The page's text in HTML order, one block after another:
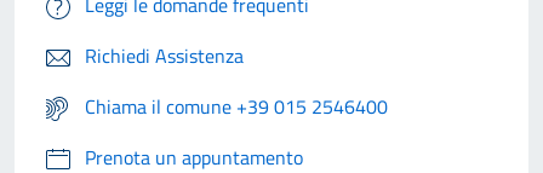
Richiedi Assistenza
Chiama il comune +39 015 2546400
Prenota un appuntamento